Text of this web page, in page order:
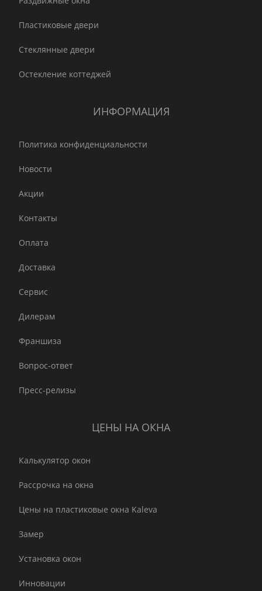
Пластиковые двери
Стеклянные двери
Остекление коттеджей
ИНФОРМАЦИЯ
Политика конфиденциальности
Новости
Акции
Контакты
Оплата
Доставка
Сервис
Дилерам
Франшиза
Вопрос-ответ
Пресс-релизы
ЦЕНЫ НА ОКНА
Калькулятор окон
Рассрочка на окна
Цены на пластиковые окна Kaleva
Замер
Установка окон
Инновации